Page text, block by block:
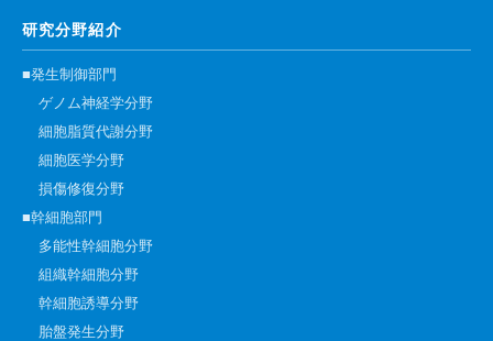
研究分野紹介
■発生制御部門
ゲノム神経学分野
細胞脂質代謝分野
細胞医学分野
損傷修復分野
■幹細胞部門
多能性幹細胞分野
組織幹細胞分野
幹細胞誘導分野
胎盤発生分野